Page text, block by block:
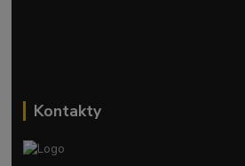
Kontakty